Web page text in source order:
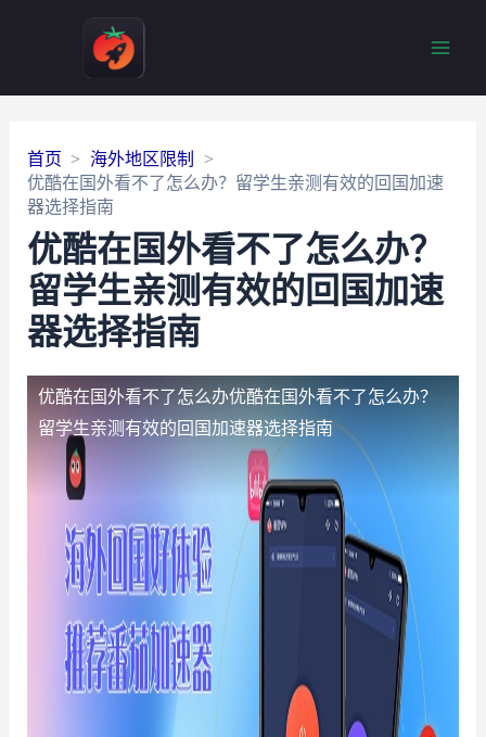
首页
海外地区限制
优酷在国外看不了怎么办？留学生亲测有效的回国加速
器选择指南
优酷在国外看不了怎么办？
留学生亲测有效的回国加速
器选择指南
优酷在国外看不了怎么办优酷在国外看不了怎么办？
留学生亲测有效的回国加速器选择指南